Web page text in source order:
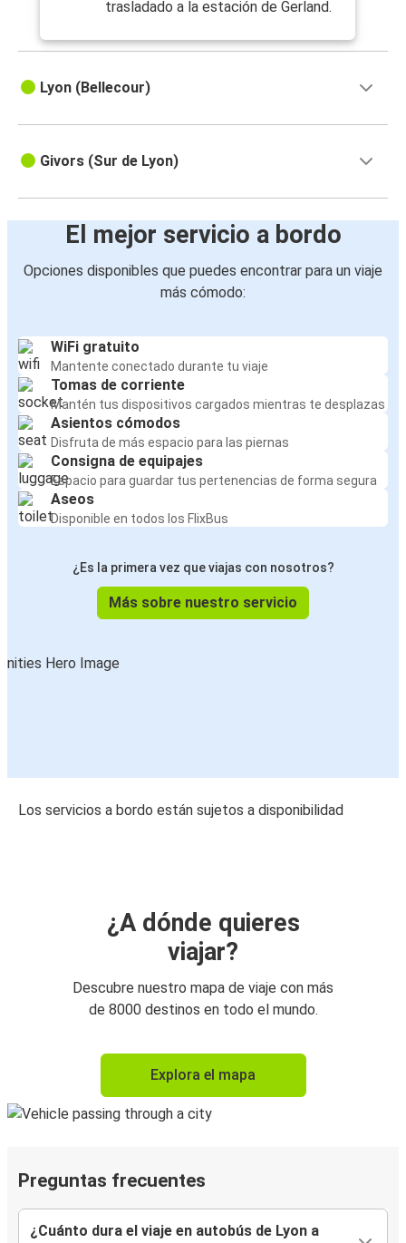
trasladado a la estación de Gerland.
Lyon (Bellecour)
Givors (Sur de Lyon)
El mejor servicio a bordo
Opciones disponibles que puedes encontrar para un viaje
más cómodo:
WiFi gratuito
Mantente conectado durante tu viaje
Tomas de corriente
Mantén tus dispositivos cargados mientras te desplazas
Asientos cómodos
Disfruta de más espacio para las piernas
Consigna de equipajes
Espacio para guardar tus pertenencias de forma segura
Aseos
Disponible en todos los FlixBus
¿Es la primera vez que viajas con nosotros?
Más sobre nuestro servicio
Los servicios a bordo están sujetos a disponibilidad
¿A dónde quieres
viajar?
Descubre nuestro mapa de viaje con más
de 8000 destinos en todo el mundo.
Explora el mapa
Preguntas frecuentes
¿Cuánto dura el viaje en autobús de Lyon a